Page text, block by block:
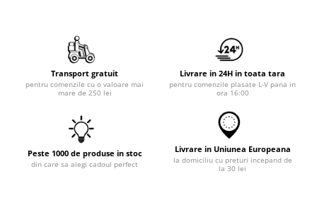
Transport gratuit
pentru comenzile cu o valoare mai
mare de 250 lei
Livrare in 24H in toata tara
pentru comenzile plasate L-V pana in
ora 16:00
Peste 1000 de produse in stoc
din care sa alegi cadoul perfect
Livrare in Uniunea Europeana
la domiciliu cu preturi incepand de
la 30 lei